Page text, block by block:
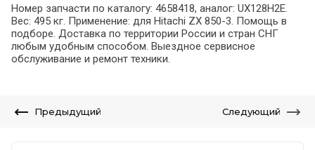
Номер запчасти по каталогу: 4658418, аналог: UX128H2E.
Вес: 495 кг. Применение: для Hitachi ZX 850-3. Помощь в
подборе. Доставка по территории России и стран СНГ
любым удобным способом. Выездное сервисное
обслуживание и ремонт техники.
Предыдущий Следующий